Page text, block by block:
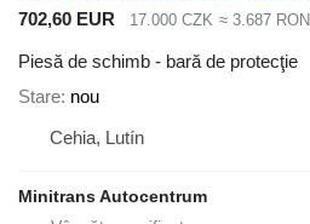
702,60 EUR
17.000 CZK ≈ 3.687 RON
Piesă de schimb - bară de protecţie
Stare nou
Cehia, Lutín
Minitrans Autocentrum